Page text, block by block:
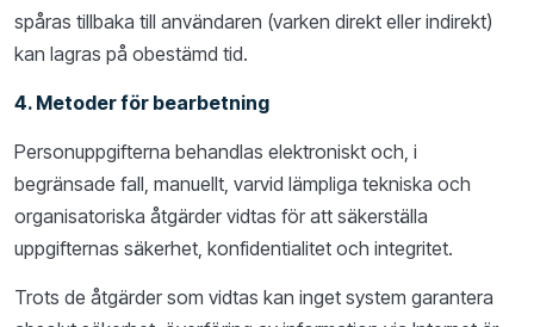
spåras tillbaka till användaren (varken direkt eller indirekt)
kan lagras på obestämd tid.
4. Metoder för bearbetning
Personuppgifterna behandlas elektroniskt och, i
begränsade fall, manuellt, varvid lämpliga tekniska och
organisatoriska åtgärder vidtas för att säkerställa
uppgifternas säkerhet, konfidentialitet och integritet.
Trots de åtgärder som vidtas kan inget system garantera